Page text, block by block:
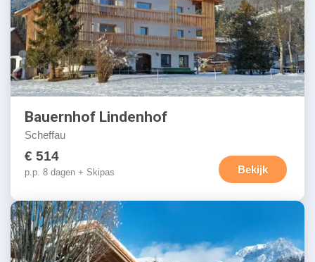
Bauernhof Lindenhof
Scheffau
€ 514
p.p. 8 dagen + Skipas Bekijk